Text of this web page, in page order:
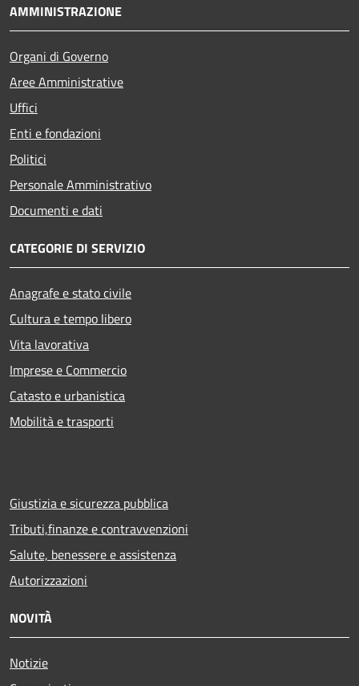
AMMINISTRAZIONE
Organi di Governo
Aree Amministrative
Uffici
Enti e fondazioni
Politici
Personale Amministrativo
Documenti e dati
CATEGORIE DI SERVIZIO
Anagrafe e stato civile
Cultura e tempo libero
Vita lavorativa
Imprese e Commercio
Catasto e urbanistica
Mobilità e trasporti
Giustizia e sicurezza pubblica
Tributi,finanze e contravvenzioni
Salute, benessere e assistenza
Autorizzazioni
NOVITÀ
Notizie